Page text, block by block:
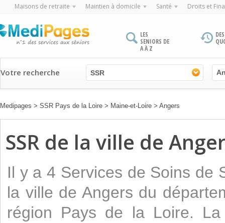
Maisons de retraite Maintien à domicile Santé Droits et
LES
SENIORS DE
A À Z
Votre recherche SSR
Medipages > SSR Pays de la Loire > Maine-et-Loire > Angers
SSR de la ville de
Il y a 4 Services de Soins de
la ville de Angers du
région Pays de la Loire.